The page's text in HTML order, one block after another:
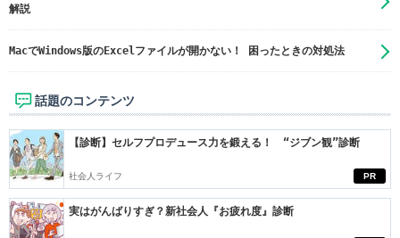
解説
MacでWindows版のExcelファイルが開かない！ 困ったときの対処法
話題のコンテンツ
PR
【診断】セルフプロデュース力を鍛える！ “ジブン観”診断
社会人ライフ
実はがんばりすぎ？新社会人『お疲れ度』診断